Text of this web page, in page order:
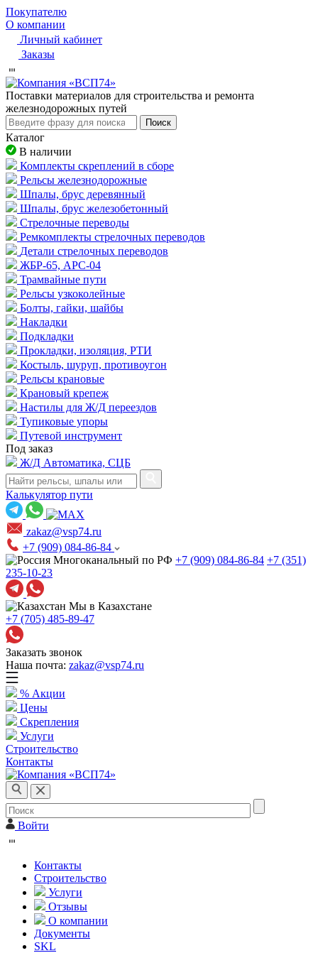
Покупателю
О компании
Личный кабинет
Заказы
Пocтaвки мaтepиaлoв для cтpoитeльcтвa и peмoнтa
жeлeзнoдopoжныx путeй
Поиск
Каталог
В наличии
Комплекты скреплений в сборе
Рельсы железнодорожные
Шпалы, брус деревянный
Шпалы, брус железобетонный
Стрелочные переводы
Ремкомплекты стрелочных переводов
Детали стрелочных переводов
ЖБР-65, АРС-04
Трамвайные пути
Рельсы узкоколейные
Болты, гайки, шайбы
Накладки
Подкладки
Прокладки, изоляция, РТИ
Костыль, шуруп, противоугон
Рельсы крановые
Крановый крепеж
Настилы для Ж/Д переездов
Тупиковые упоры
Путевой инструмент
Под заказ
Ж/Д Автоматика, СЦБ
Калькулятор пути
zakaz@vsp74.ru
+7 (909) 084-86-84
Многоканальный по РФ +7 (909) 084-86-84 +7 (351)
235-10-23
Мы в Казахстане
+7 (705) 485-89-47
Заказать звонок
Наша почта: zakaz@vsp74.ru
% Акции
Цены
Скрепления
Услуги
Строительство
Контакты
Войти
Контакты
Строительство
Услуги
Отзывы
О компании
Документы
SKL